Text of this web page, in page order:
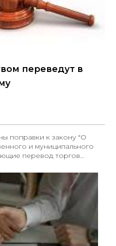
переведут в
поправки к закону "О
и муниципального
перевод торгов